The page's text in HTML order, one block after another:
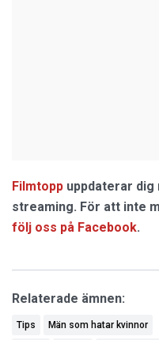
Filmtopp uppdaterar dig
streaming. För att inte
följ oss på Facebook.
Relaterade ämnen:
Tips Män som hatar kvinnor